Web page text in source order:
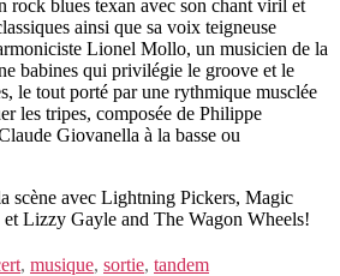
rock blues texan avec son chant viril et
ainsi que sa voix teigneuse
Lionel Mollo, un musicien de la
babines qui privilégie le groove et le
le tout porté par une rythmique musclée
les tripes, composée de Philippe
Giovanella à la basse ou
scène avec Lightning Pickers, Magic
Lizzy Gayle and The Wagon Wheels!
, musique, sortie, tandem